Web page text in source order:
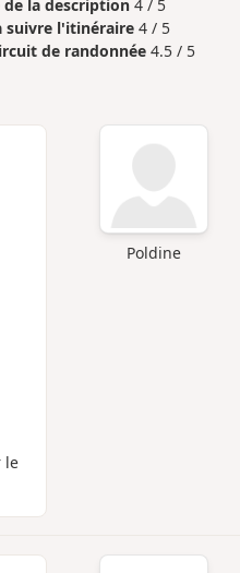
de la description 4 / 5
suivre l'itinéraire 4 / 5
de randonnée 4.5 / 5
Poldine
le